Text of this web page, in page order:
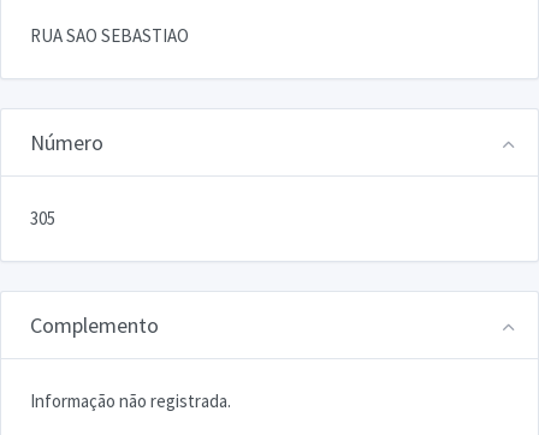
RUA SAO SEBASTIAO
Número
305
Complemento
Informação não registrada.